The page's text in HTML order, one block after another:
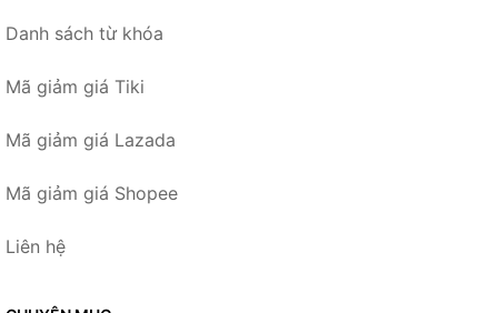
Danh sách từ khóa
Mã giảm giá Tiki
Mã giảm giá Lazada
Mã giảm giá Shopee
Liên hệ